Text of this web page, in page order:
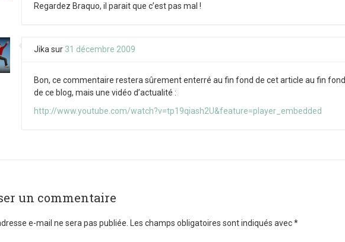
Regardez Braquo, il parait que c’est pas mal !
Jika sur 31 décembre 2009
Bon, ce commentaire restera sûrement enterré au fin fond de cet article au fin fond
de ce blog, mais une vidéo d’actualité :
http://www.youtube.com/watch?v=tp19qiash2U&feature=player_embedded
un commentaire
e-mail ne sera pas publiée. Les champs obligatoires sont indiqués avec*